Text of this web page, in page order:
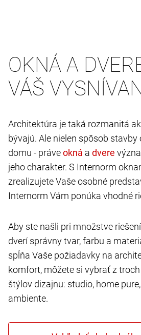
OKNÁ A
VÁŠ
Architektúra je taká rozmanitá
bývajú. Ale nielen spôsob stavby
domu - práve
a
jeho charakter. S Internorm
zrealizujete Vaše osobné
Internorm Vám ponúka vhodné
Aby ste našli pri množstve
dverí správny tvar, farbu a
spĺňa Vaše požiadavky na
komfort, môžete si vybrať z
štýlov dizajnu: studio, home
ambiente.